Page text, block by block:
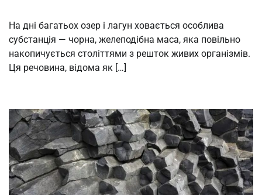
На дні багатьох озер і лагун ховається особлива
субстанція — чорна, желеподібна маса, яка повільно
накопичується століттями з решток живих організмів.
Ця речовина, відома як […]